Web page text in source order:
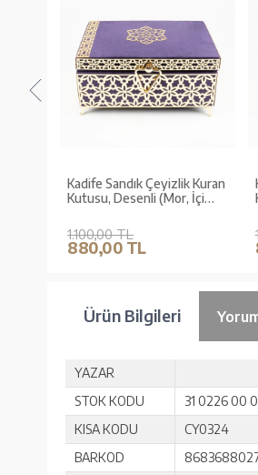
Kadife Sandık Çeyizlik Kuran
Kutusu, Desenli (Mor, İçi
1.100,00 TL
880,00 TL
Ürün Bilgileri
YAZAR
STOK KODU
31 0226 00
KISA KODU
CY0324
BARKOD